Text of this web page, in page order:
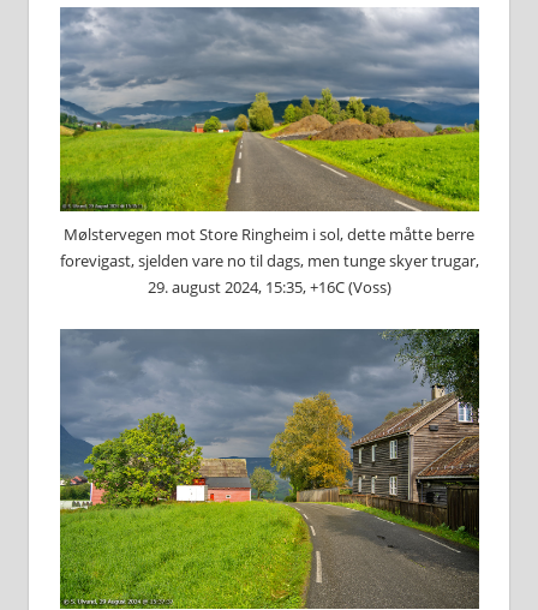
Mølstervegen mot Store Ringheim i sol, dette måtte berre
forevigast, sjelden vare no til dags, men tunge skyer trugar,
29. august 2024, 15:35, +16C (Voss)